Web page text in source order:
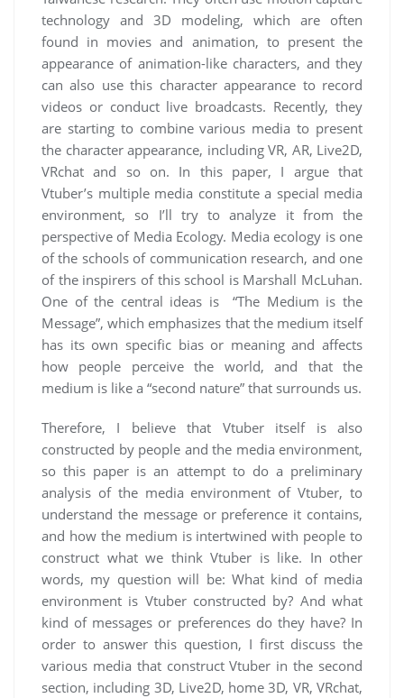
technology and 3D modeling, which are often
found in movies and animation, to present the
appearance of animation-like characters, and they
can also use this character appearance to record
videos or conduct live broadcasts. Recently, they
are starting to combine various media to present
the character appearance, including VR, AR, Live2D,
VRchat and so on. In this paper, I argue that
Vtuber’s multiple media constitute a special media
environment, so I’ll try to analyze it from the
perspective of Media Ecology. Media ecology is one
of the schools of communication research, and one
of the inspirers of this school is Marshall McLuhan.
One of the central ideas is “The Medium is the
Message”, which emphasizes that the medium itself
has its own specific bias or meaning and affects
how people perceive the world, and that the
medium is like a “second nature” that surrounds us.
Therefore, I believe that Vtuber itself is also
constructed by people and the media environment,
so this paper is an attempt to do a preliminary
analysis of the media environment of Vtuber, to
understand the message or preference it contains,
and how the medium is intertwined with people to
construct what we think Vtuber is like. In other
words, my question will be: What kind of media
environment is Vtuber constructed by? And what
kind of messages or preferences do they have? In
order to answer this question, I first discuss the
various media that construct Vtuber in the second
section, including 3D, Live2D, home 3D, VR, VRchat,